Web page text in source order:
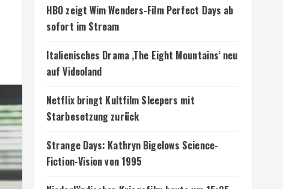
HBO zeigt Wim Wenders-Film Perfect Days ab
sofort im Stream
Italienisches Drama ‚The Eight Mountains‘ neu
auf Videoland
Netflix bringt Kultfilm Sleepers mit
Starbesetzung zurück
Strange Days: Kathryn Bigelows Science-
Fiction-Vision von 1995